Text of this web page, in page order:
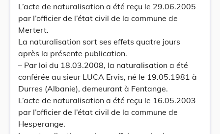
L’acte de naturalisation a été reçu le 29.06.2005
par l’officier de l’état civil de la commune de
Mertert.
La naturalisation sort ses effets quatre jours
après la présente publication.
– Par loi du 18.03.2008, la naturalisation a été
conférée au sieur LUCA Ervis, né le 19.05.1981 à
Durres (Albanie), demeurant à Fentange.
L’acte de naturalisation a été reçu le 16.05.2003
par l’officier de l’état civil de la commune de
Hesperange.